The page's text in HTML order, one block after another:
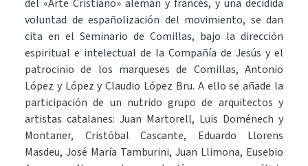
del «Arte Cristiano» alemán y francés, y una decidida
voluntad de españolización del movimiento, se dan
cita en el Seminario de Comillas, bajo la dirección
espiritual e intelectual de la Compañía de Jesús y el
patrocinio de los marqueses de Comillas, Antonio
López y López y Claudio López Bru. A ello se añade la
participación de un nutrido grupo de arquitectos y
artistas catalanes: Juan Martorell, Luis Doménech y
Montaner, Cristóbal Cascante, Eduardo Llorens
Masdeu, José María Tamburini, Juan Llimona, Eusebio